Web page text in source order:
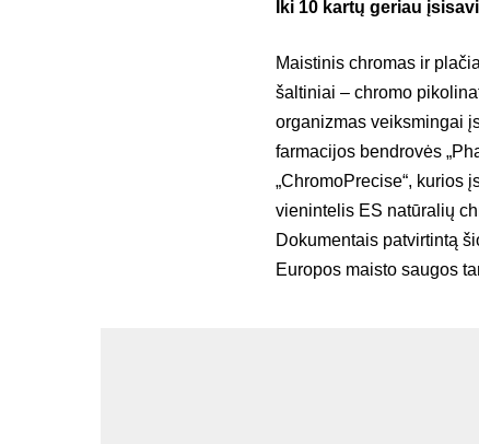
Iki 10 kartų geriau
Maistinis chromas ir
šaltiniai – chromo
organizmas veiksmingai
farmacijos bendrovės
„ChromoPrecise“, kurios
vienintelis ES natūralių
Dokumentais patvirtintą
Europos maisto saugos